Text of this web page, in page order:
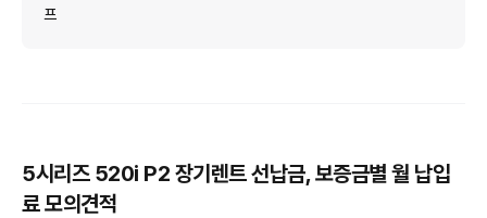
프
5시리즈 520i P2 장기렌트 선납금, 보증금별 월 납입
료 모의견적